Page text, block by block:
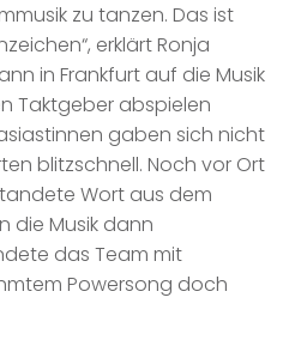
zu tanzen. Das ist
erklärt Ronja
in Frankfurt auf die Musik
Taktgeber abspielen
gaben sich nicht
blitzschnell. Noch vor Ort
Wort aus dem
die Musik dann
das Team mit
Powersong doch